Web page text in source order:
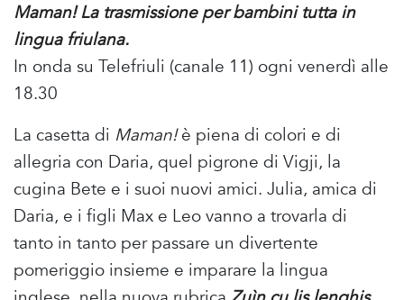
Maman! La trasmissione per bambini tutta in
lingua friulana.
In onda su Telefriuli (canale 11) ogni venerdì alle
18.30
La casetta di Maman!è piena di colori e di
allegria con Daria, quel pigrone di Vigji, la
cugina Bete e i suoi nuovi amici. Julia, amica di
Daria, e i figli Max e Leo vanno a trovarla di
tanto in tanto per passare un divertente
pomeriggio insieme e imparare la lingua